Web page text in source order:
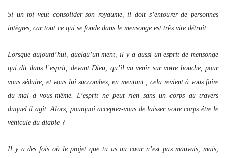
Si un roi veut consolider son royaume, il doit s’entourer de personnes
intègres, car tout ce qui se fonde dans le mensonge est très vite détruit.
Lorsque aujourd’hui, quelqu’un ment, il y a aussi un esprit de mensonge
qui dit dans l’esprit, devant Dieu, qu’il va venir sur votre bouche, pour
vous séduire, et vous lui succombez, en mentant ; cela revient à vous faire
du mal à vous-même. L’esprit ne peut rien sans un corps au travers
duquel il agit. Alors, pourquoi acceptez-vous de laisser votre corps être le
véhicule du diable ?
Il y a des fois où le projet que tu as au cœur n’est pas mauvais, mais,